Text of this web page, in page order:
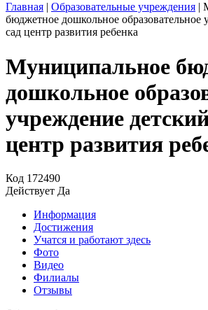
Главная | Образовательные учреждения |
бюджетное дошкольное образовательное
сад центр развития ребенка
Муниципальное
дошкольное
учреждение
центр развития
Код 172490
Действует Да
Информация
Достижения
Учатся и работают здесь
Фото
Видео
Филиалы
Отзывы